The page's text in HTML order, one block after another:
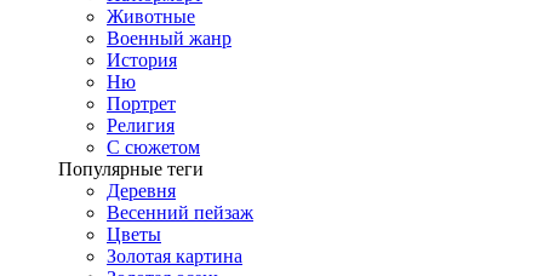
Животные
Военный жанр
История
Ню
Портрет
Религия
С сюжетом
Популярные теги
Деревня
Весенний пейзаж
Цветы
Золотая картина